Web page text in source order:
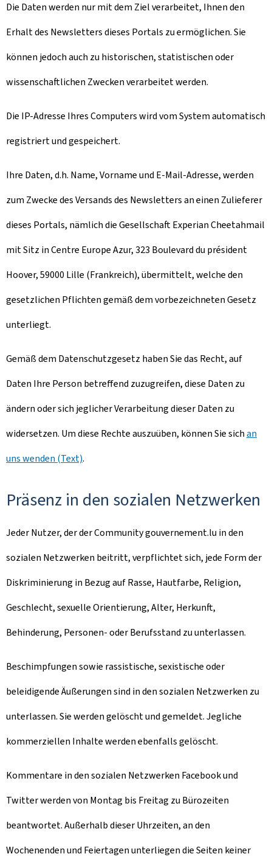
Die Daten werden nur mit dem Ziel verarbeitet, Ihnen den
Erhalt des Newsletters dieses Portals zu ermöglichen. Sie
können jedoch auch zu historischen, statistischen oder
wissenschaftlichen Zwecken verarbeitet werden.
Die IP-Adresse Ihres Computers wird vom System automatisch
registriert und gespeichert.
Ihre Daten, d.h. Name, Vorname und E-Mail-Adresse, werden
zum Zwecke des Versands des Newsletters an einen Zulieferer
dieses Portals, nämlich die Gesellschaft Experian Cheetahmail
mit Sitz in Centre Europe Azur, 323 Boulevard du président
Hoover, 59000 Lille (Frankreich), übermittelt, welche den
gesetzlichen Pflichten gemäß dem vorbezeichneten Gesetz
unterliegt.
Gemäß dem Datenschutzgesetz haben Sie das Recht, auf
Daten Ihre Person betreffend zuzugreifen, diese Daten zu
ändern oder sich jeglicher Verarbeitung dieser Daten zu
widersetzen. Um diese Rechte auszuüben, können Sie sichan
uns wenden (Text).
Präsenz in den sozialen Netzwerken
Jeder Nutzer, der der Community gouvernement.lu in den
sozialen Netzwerken beitritt, verpflichtet sich, jede Form der
Diskriminierung in Bezug auf Rasse, Hautfarbe, Religion,
Geschlecht, sexuelle Orientierung, Alter, Herkunft,
Behinderung, Personen- oder Berufsstand zu unterlassen.
Beschimpfungen sowie rassistische, sexistische oder
beleidigende Äußerungen sind in den sozialen Netzwerken zu
unterlassen. Sie werden gelöscht und gemeldet. Jegliche
kommerziellen Inhalte werden ebenfalls gelöscht.
Kommentare in den sozialen Netzwerken Facebook und
Twitter werden von Montag bis Freitag zu Bürozeiten
beantwortet. Außerhalb dieser Uhrzeiten, an den
Wochenenden und Feiertagen unterliegen die Seiten keiner